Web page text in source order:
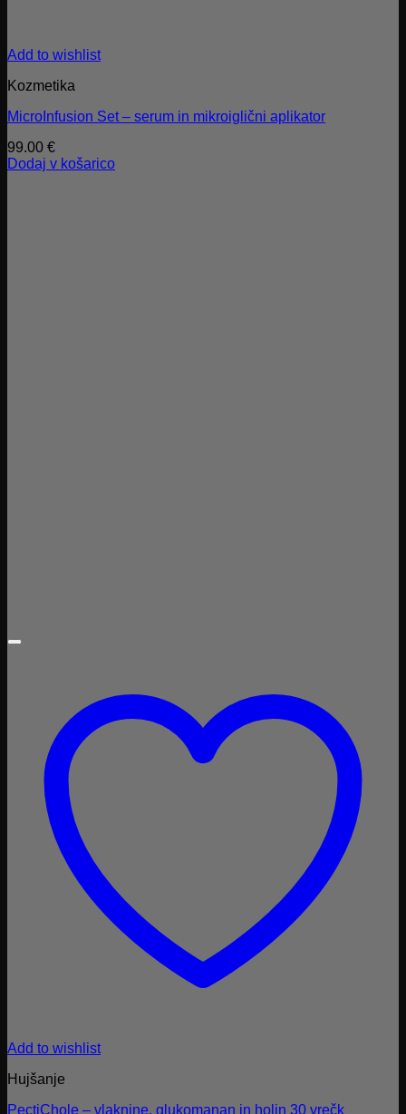
Add to wishlist
Kozmetika
MicroInfusion Set – serum in mikroiglični aplikator
99.00 €
Dodaj v košarico
Add to wishlist
Hujšanje
PectiChole – vlaknine, glukomanan in holin 30 vrečk